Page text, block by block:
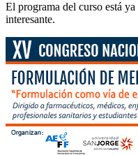
El programa del curso está
interesante.